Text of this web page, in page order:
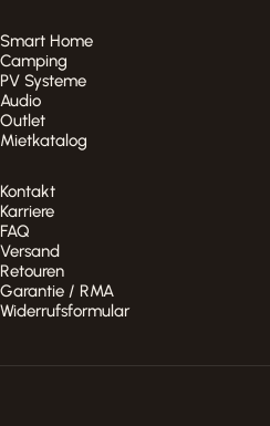
Smart Home
Camping
PV Systeme
Audio
Outlet
Mietkatalog
Kontakt
Karriere
FAQ
Versand
Retouren
Garantie / RMA
Widerrufsformular